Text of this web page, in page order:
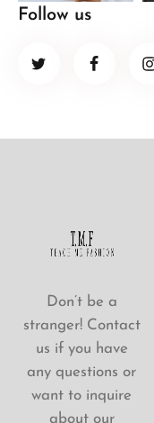
Follow us
Don’t be a
stranger! Contact
us if you have
any questions or
want to inquire
about our